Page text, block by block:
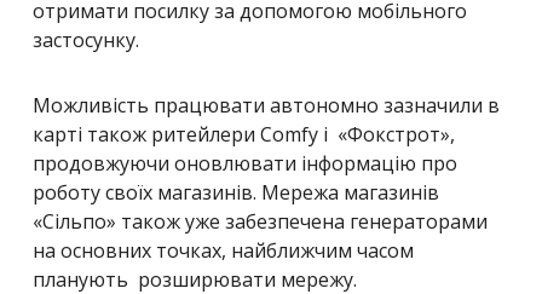
отримати посилку за допомогою мобільного
застосунку.
Можливість працювати автономно зазначили в
карті також ритейлери Comfy і «Фокстрот»,
продовжуючи оновлювати інформацію про
роботу своїх магазинів. Мережа магазинів
«Сільпо» також уже забезпечена генераторами
на основних точках, найближчим часом
планують розширювати мережу.